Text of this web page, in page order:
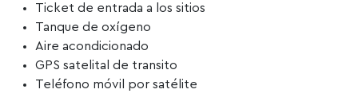
Ticket de entrada a los sitios
Tanque de oxígeno
Aire acondicionado
GPS satelital de transito
Teléfono móvil por satélite